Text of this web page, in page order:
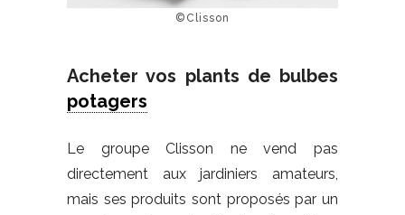
©Clisson
Acheter vos plants de bulbes
potagers
Le groupe Clisson ne vend pas
directement aux jardiniers amateurs,
mais ses produits sont proposés par un